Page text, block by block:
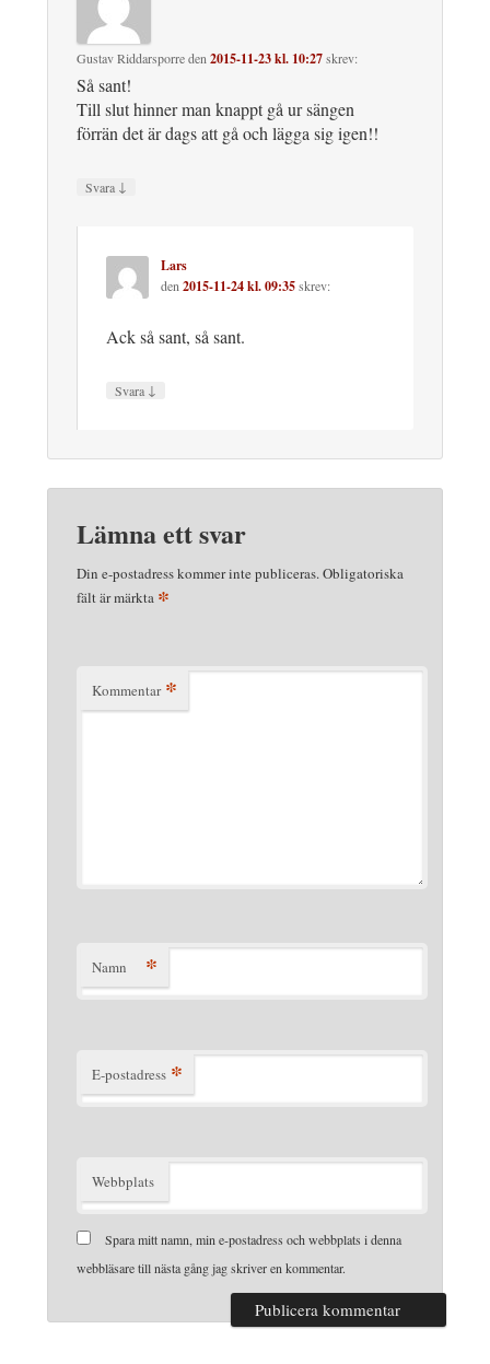
Gustav Riddarsporreden2015-11-23 kl. 10:27skrev:
Så sant!
Till slut hinner man knappt gå ur sängen
förrän det är dags att gå och lägga sig igen!!
Svara ↓
Lars
den2015-11-24 kl. 09:35skrev:
Ack så sant, så sant.
Svara ↓
Lämna ett svar
Din e-postadress kommer inte publiceras.Obligatoriska
fält är märkta *
Kommentar *
Namn *
E-postadress *
Webbplats
Spara mitt namn, min e-postadress och webbplats i denna
webbläsare till nästa gång jag skriver en kommentar.